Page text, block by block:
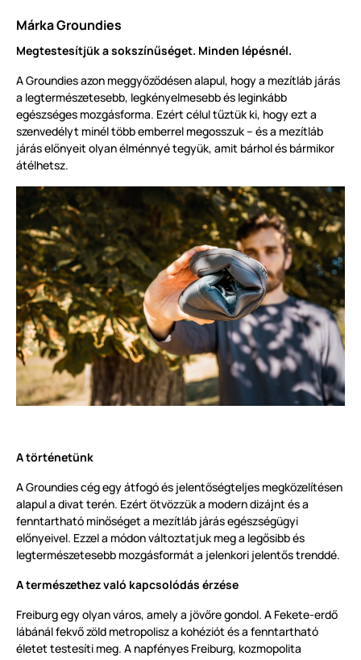
Márka Groundies
Megtestesítjük a sokszínűséget. Minden lépésnél.
A Groundies azon meggyőződésen alapul, hogy a mezítláb járás
a legtermészetesebb, legkényelmesebb és leginkább
egészséges mozgásforma. Ezért célul tűztük ki, hogy ezt a
szenvedélyt minél több emberrel megosszuk – és a mezítláb
járás előnyeit olyan élménnyé tegyük, amit bárhol és bármikor
átélhetsz.
A történetünk
A Groundies cég egy átfogó és jelentőségteljes megközelítésen
alapul a divat terén. Ezért ötvözzük a modern dizájnt és a
fenntartható minőséget a mezítláb járás egészségügyi
előnyeivel. Ezzel a módon változtatjuk meg a legősibb és
legtermészetesebb mozgásformát a jelenkori jelentős trenddé.
A természethez való kapcsolódás érzése
Freiburg egy olyan város, amely a jövőre gondol. A Fekete-erdő
lábánál fekvő zöld metropolisz a kohéziót és a fenntartható
életet testesíti meg. A napfényes Freiburg, kozmopolita